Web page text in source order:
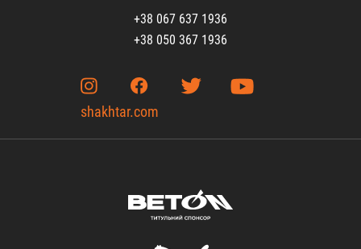
+38 067 637 1936
+38 050 367 1936
shakhtar.com